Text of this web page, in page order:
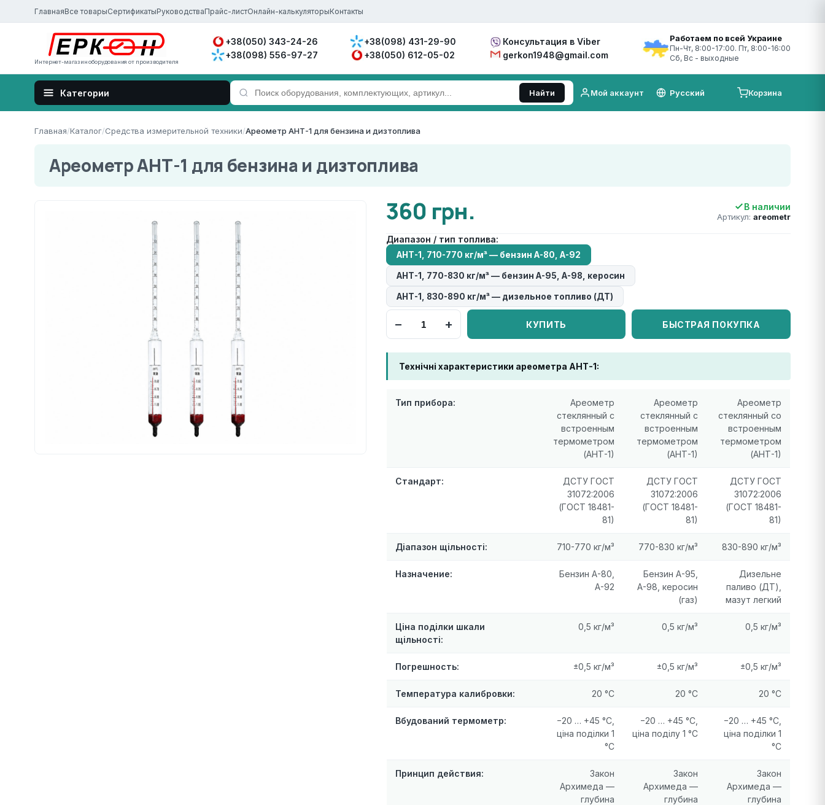
ГлавнаяВсе товарыСертификатыРуководстваПрайс-листОнлайн-калькуляторыКонтакты
Интернет-магазин оборудования от производителя
+38(050) 343-24-26
+38(098) 556-97-27
+38(098) 431-29-90
+38(050) 612-05-02
Консультация в Viber
gerkon1948@gmail.com
Работаем по всей Украине
Пн-Чт, 8:00-17:00. Пт, 8:00-16:00
Сб, Вс - выходные
Найти Мой аккаунт Корзина
Главная/Каталог/Средства измерительной техники/Ареометр АНТ-1 для бензина и дизтоплива
Ареометр АНТ-1 для бензина и дизтоплива
360 грн. В наличии
Артикул: areometr
Диапазон / тип топлива:
АНТ-1, 710-770 кг/м³ — бензин А-80, А-92
АНТ-1, 770-830 кг/м³ — бензин А-95, А-98, керосин
АНТ-1, 830-890 кг/м³ — дизельное топливо (ДТ)
− + КУПИТЬ БЫСТРАЯ ПОКУПКА
Технічні характеристики ареометра АНТ-1:
Тип прибора:
Ареометр
стеклянный с
встроенным
термометром
(АНТ-1)
Ареометр
стеклянный с
встроенным
термометром
(АНТ-1)
Ареометр
стеклянный со
встроенным
термометром
(АНТ-1)
Стандарт:
ДСТУ ГОСТ
31072:2006
(ГОСТ 18481-
81)
ДСТУ ГОСТ
31072:2006
(ГОСТ 18481-
81)
ДСТУ ГОСТ
31072:2006
(ГОСТ 18481-
81)
Діапазон щільності: 710-770 кг/м³ 770-830 кг/м³ 830-890 кг/м³
Назначение:
Бензин А-80,
А-92
Бензин А-95,
А-98, керосин
(газ)
Дизельне
паливо (ДТ),
мазут легкий
Ціна поділки шкали
щільності:
0,5 кг/м³ 0,5 кг/м³ 0,5 кг/м³
Погрешность: ±0,5 кг/м³ ±0,5 кг/м³ ±0,5 кг/м³
Температура калибровки: 20 °C 20 °C 20 °C
Вбудований термометр:
−20 … +45 °C,
ціна поділки 1
°C
−20 … +45 °C,
ціна поділу 1 °C
−20 … +45 °C,
ціна поділки 1
°C
Принцип действия:
Закон
Архимеда —
глубина
Закон
Архимеда —
глубина
Закон
Архимеда —
глубина